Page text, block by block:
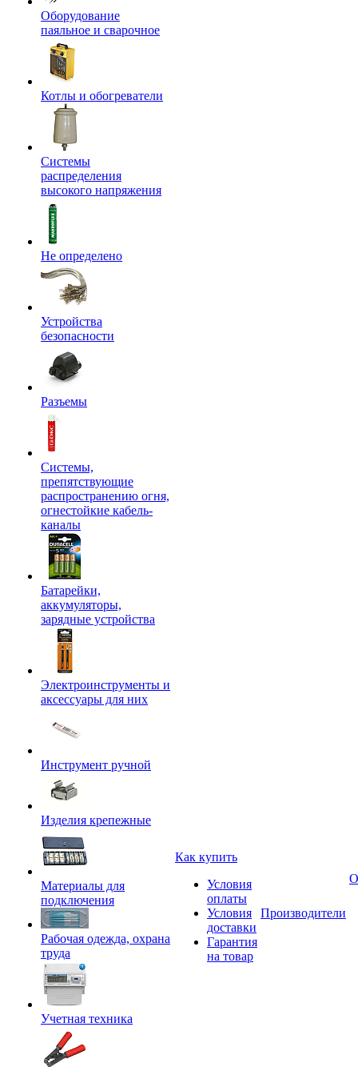
Оборудование
паяльное и сварочное
Котлы и обогреватели
Системы
распределения
высокого напряжения
Не определено
Устройства
безопасности
Разъемы
Системы,
препятствующие
распространению огня,
огнестойкие кабель-
каналы
Батарейки,
аккумуляторы,
зарядные устройства
Электроинструменты и
аксессуары для них
Инструмент ручной
Изделия крепежные
Материалы для
подключения
Рабочая одежда, охрана
труда
Учетная техника
Как купить
Условия
оплаты
Условия
доставки
Гарантия
на товар
Производители